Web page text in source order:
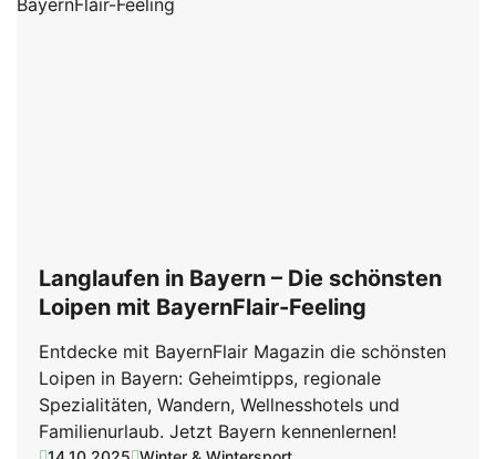
Langlaufen in Bayern – Die schönsten
Loipen mit BayernFlair-Feeling
Entdecke mit BayernFlair Magazin die schönsten
Loipen in Bayern: Geheimtipps, regionale
Spezialitäten, Wandern, Wellnesshotels und
Familienurlaub. Jetzt Bayern kennenlernen!